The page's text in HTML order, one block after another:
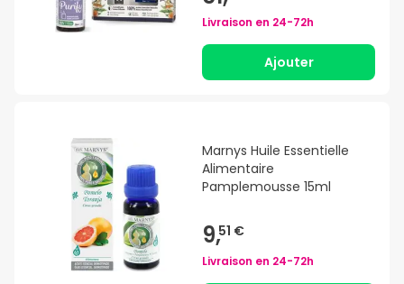
Livraison en 24-72h
Ajouter
Marnys Huile Essentielle
Alimentaire
Pamplemousse 15ml
9,51 €
Livraison en 24-72h